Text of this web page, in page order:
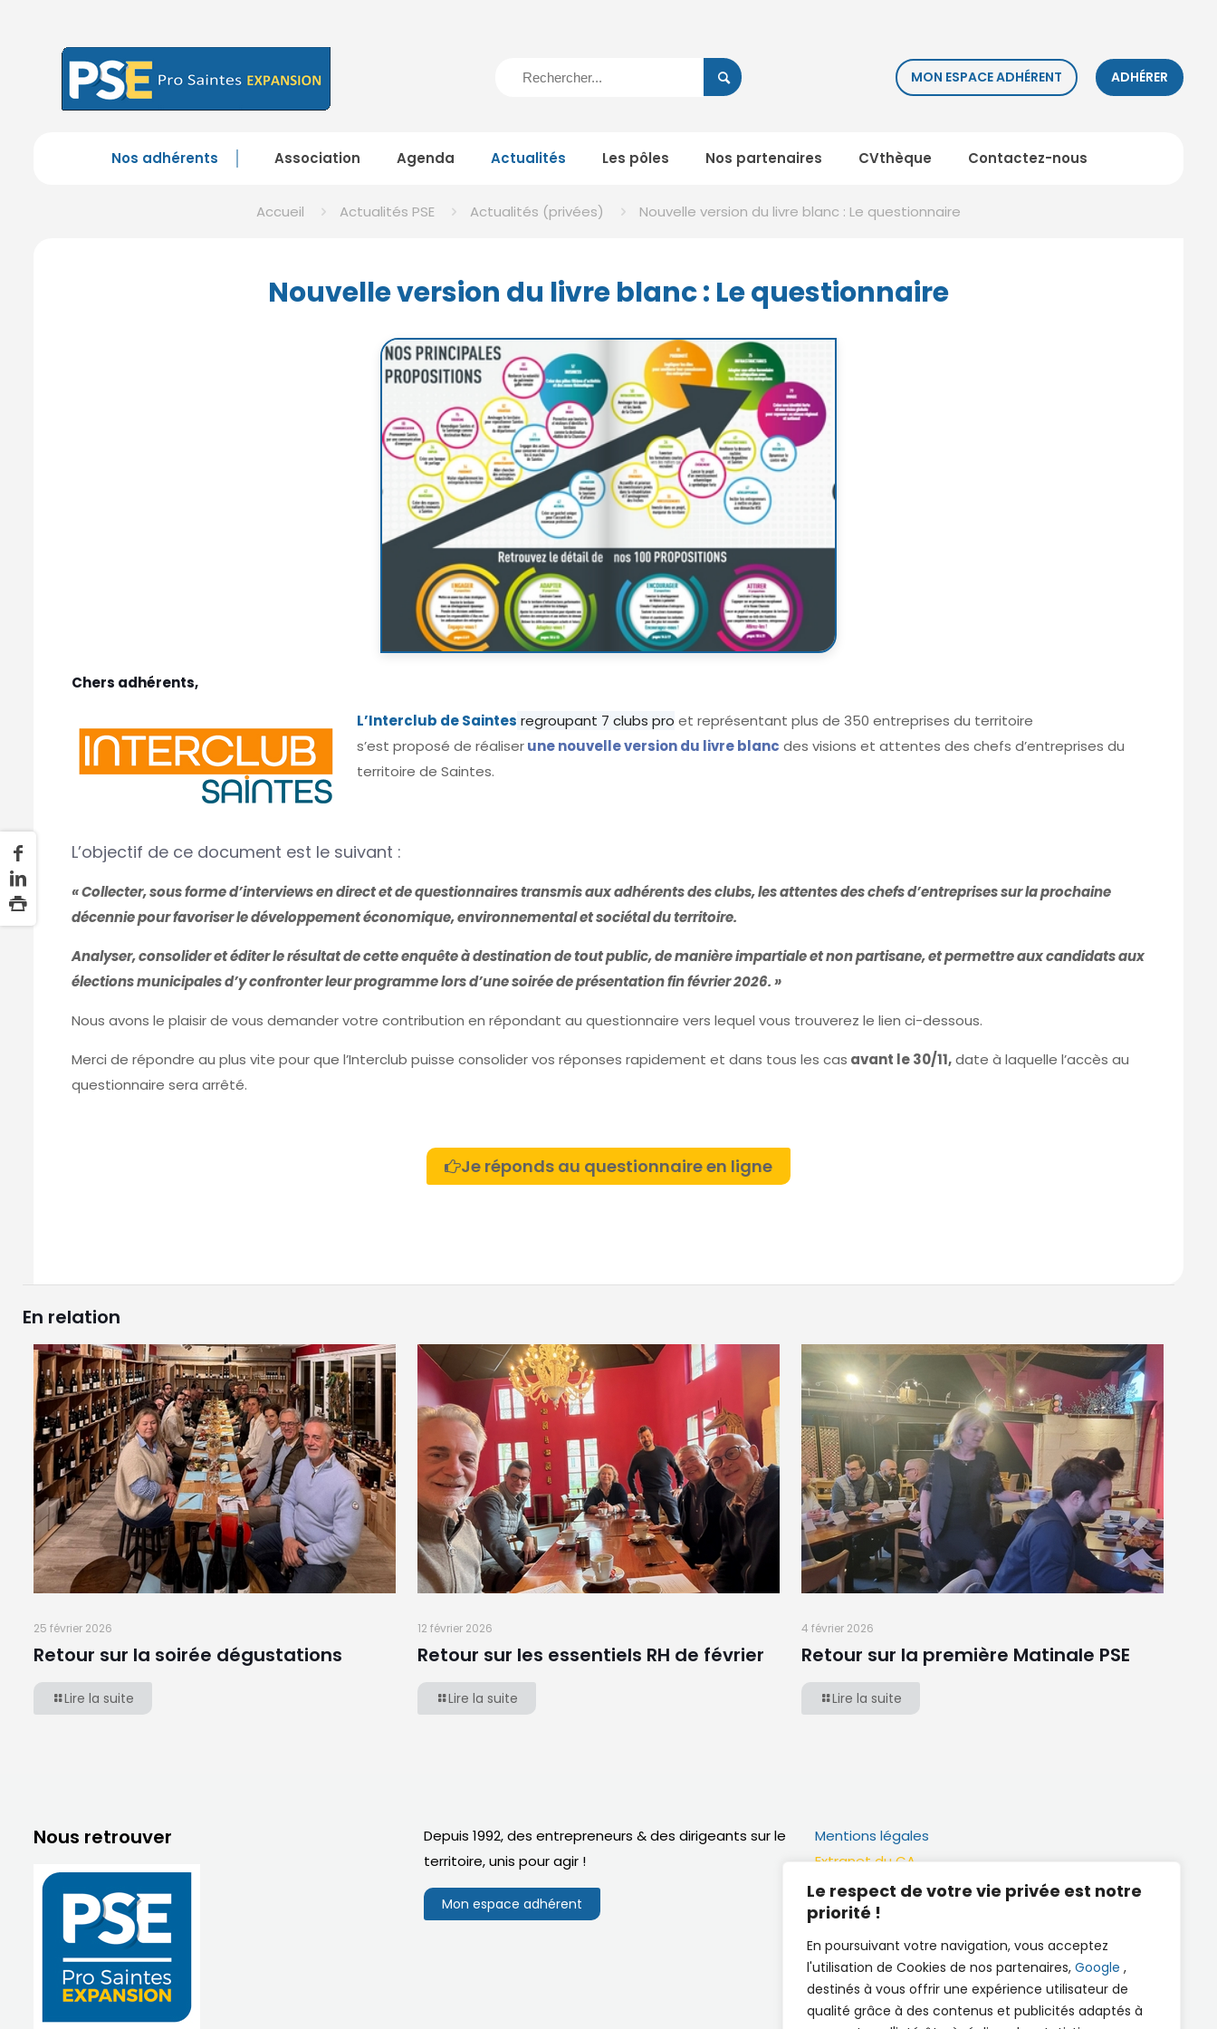
Le respect de votre vie privée est notre
priorité !
En poursuivant votre navigation, vous acceptez
l'utilisation de Cookies de nos partenaires, Google ,
destinés à vous offrir une expérience utilisateur de
qualité grâce à des contenus et publicités adaptés à
MON ESPACE ADHÉRENT ADHÉRER
Nos adhérents Association Agenda Actualités Les pôles Nos partenaires CVthèque Contactez-nous
Accueil Actualités PSE Actualités (privées) Nouvelle version du livre blanc : Le questionnaire
Nouvelle version du livre blanc : Le questionnaire
Chers adhérents,
L’Interclub de Saintes regroupant 7 clubs pro et représentant plus de 350 entreprises du territoire
s’est proposé de réaliserune nouvelle version du livre blanc des visions et attentes des chefs d’entreprises du
territoire de Saintes.
L’objectif de ce document est le suivant :
« Collecter, sous forme d’interviews en direct et de questionnaires transmis aux adhérents des clubs, les attentes des chefs d’entreprises sur la prochaine
décennie pour favoriser le développement économique, environnemental et sociétal du territoire.
Analyser, consolider et éditer le résultat de cette enquête à destination de tout public, de manière impartiale et non partisane, et permettre aux candidats aux
élections municipales d’y confronter leur programme lors d’une soirée de présentation fin février 2026. »
Nous avons le plaisir de vous demander votre contribution en répondant au questionnaire vers lequel vous trouverez le lien ci-dessous.
Merci de répondre au plus vite pour que l’Interclub puisse consolider vos réponses rapidement et dans tous les cas avant le 30/11,date à laquelle l’accès au
questionnaire sera arrêté.
Je réponds au questionnaire en ligne
En relation
25 février 2026
Retour sur la soirée dégustations
Lire la suite
12 février 2026
Retour sur les essentiels RH de février
Lire la suite
4 février 2026
Retour sur la première Matinale PSE
Lire la suite
Nous retrouver
Depuis 1992, des entrepreneurs & des dirigeants sur le
territoire,unis pour agir !
Mon espace adhérent
Mentions légales
Extranet du CA
Réalisation
Documents utiles